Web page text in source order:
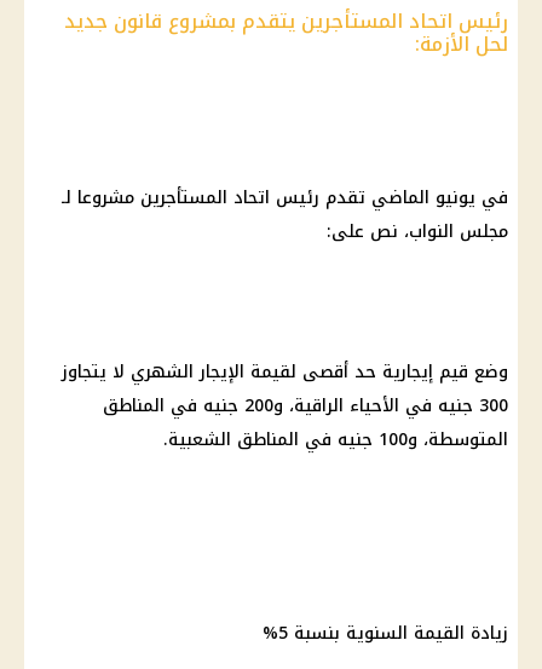
رئيس اتحاد المستأجرين يتقدم بمشروع قانون جديد
لحل الأزمة:
في يونيو الماضي تقدم رئيس اتحاد المستأجرين مشروعا لـ
مجلس النواب، نص على:
وضع قيم إيجارية حد أقصى لقيمة الإيجار الشهري لا يتجاوز
300 جنيه في الأحياء الراقية، و200 جنيه في المناطق
المتوسطة، و100 جنيه في المناطق الشعبية.
زيادة القيمة السنوية بنسبة 5%